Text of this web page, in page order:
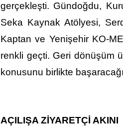
gerçekleşti. Gündoğdu,
Seka Kaynak Atölyesi,
Kaptan ve Yenişehir KO-
renkli geçti. Geri dönüşüm
konusunu birlikte
AÇILIŞA ZİYARETÇİ AKINI